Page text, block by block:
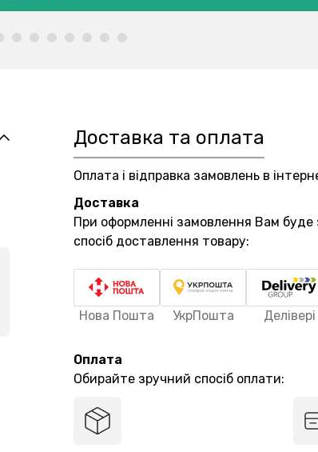
Доставка та оплата
Оплата і відправка замовлень в
Доставка
При оформленні замовлення Вам буде
спосіб доставлення товару:
Нова Пошта УкрПошта Делівері
Оплата
Обирайте зручний спосіб оплати: